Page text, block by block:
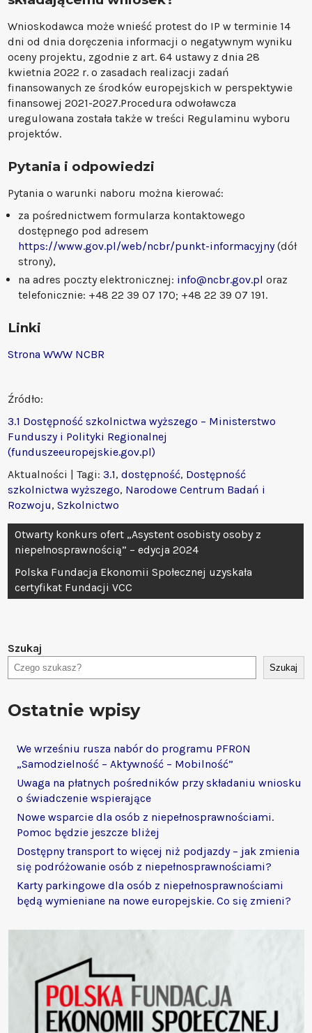
Wnioskodawca może wnieść protest do IP w terminie 14
dni od dnia doręczenia informacji o negatywnym wyniku
oceny projektu, zgodnie z art. 64 ustawy z dnia 28
kwietnia 2022 r. o zasadach realizacji zadań
finansowanych ze środków europejskich w perspektywie
finansowej 2021-2027.Procedura odwoławcza
uregulowana została także w treści Regulaminu wyboru
projektów.
Pytania i odpowiedzi
Pytania o warunki naboru można kierować:
za pośrednictwem formularza kontaktowego
dostępnego pod adresem
https://www.gov.pl/web/ncbr/punkt-informacyjny(dół
strony),
na adres poczty elektronicznej: info@ncbr.gov.pl oraz
telefonicznie: +48 22 39 07 170; +48 22 39 07 191.
Linki
Strona WWW NCBR
Źródło:
3.1 Dostępność szkolnictwa wyższego – Ministerstwo
Funduszy i Polityki Regionalnej
(funduszeeuropejskie.gov.pl)
Aktualności
| Tagi:3.1,dostępność, Dostępność
szkolnictwa wyższego, Narodowe Centrum Badań i
Rozwoju,Szkolnictwo
Nawigacja
wpisu
Otwarty konkurs ofert „Asystent osobisty osoby z
niepełnosprawnością” – edycja 2024
Polska Fundacja Ekonomii Społecznej uzyskała
certyfikat Fundacji VCC
Szukaj
Szukaj
Ostatnie wpisy
We wrześniu rusza nabór do programu PFRON
„Samodzielność – Aktywność – Mobilność”
Uwaga na płatnych pośredników przy składaniu wniosku
o świadczenie wspierające
Nowe wsparcie dla osób z niepełnosprawnościami.
Pomoc będzie jeszcze bliżej
Dostępny transport to więcej niż podjazdy – jak zmienia
się podróżowanie osób z niepełnosprawnościami?
Karty parkingowe dla osób z niepełnosprawnościami
będą wymieniane na nowe europejskie. Co się zmieni?